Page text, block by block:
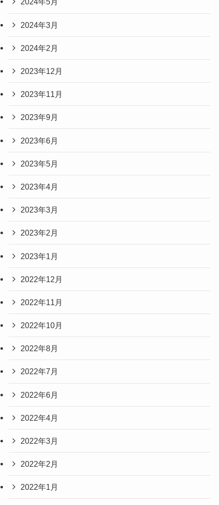
2024年3月
2024年2月
2023年12月
2023年11月
2023年9月
2023年6月
2023年5月
2023年4月
2023年3月
2023年2月
2023年1月
2022年12月
2022年11月
2022年10月
2022年8月
2022年7月
2022年6月
2022年4月
2022年3月
2022年2月
2022年1月